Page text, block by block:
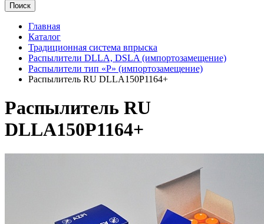
Поиск
Главная
Каталог
Традиционная система впрыска
Распылители DLLA, DSLA (импортозамещение)
Распылители тип «Р» (импортозамещение)
Распылитель RU DLLA150P1164+
Распылитель RU
DLLA150P1164+